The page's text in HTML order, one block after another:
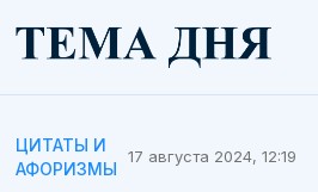
ЦИТАТЫ И
АФОРИЗМЫ
17 августа 2024, 12:19